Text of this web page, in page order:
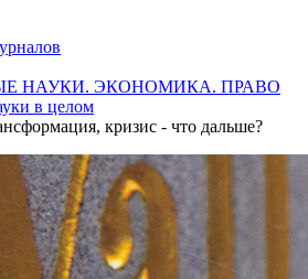
НАУКИ. ЭКОНОМИКА. ПРАВО
в целом
кризис - что дальше?